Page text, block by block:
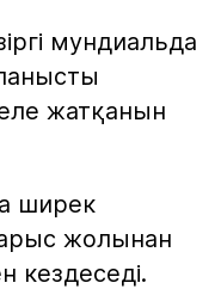
мундиальда
жатқанын
ширек
жолынан
кездеседі.